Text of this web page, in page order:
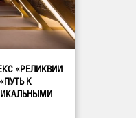
«РЕЛИКВИИ
К